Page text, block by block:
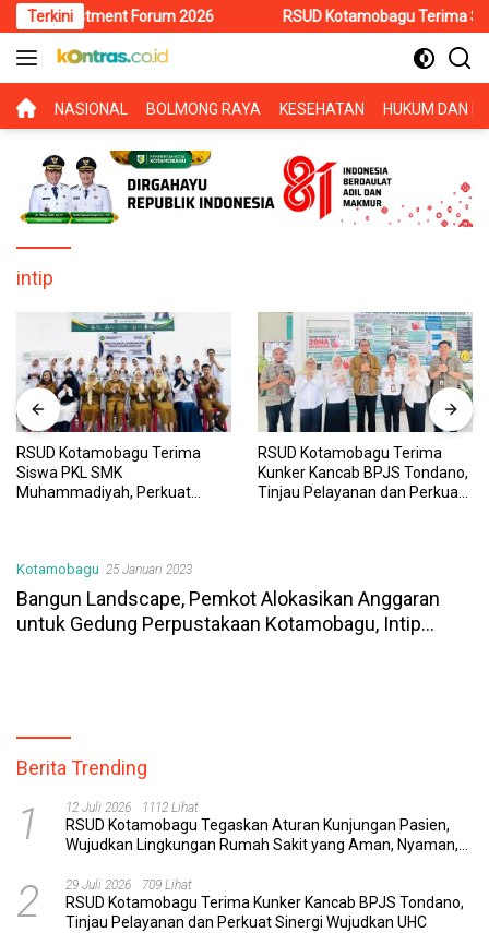
Langsung
ke
konten
Terkini Forum 2026 RSUD Kotamobagu Terima Siswa
BERANDA
NASIONAL BOLMONG RAYA KESEHATAN HUKUM DAN
intip
RSUD Kotamobagu Terima
Siswa PKL SMK
Muhammadiyah, Perkuat
RSUD Kotamobagu Terima
Kunker Kancab BPJS Tondano,
Tinjau Pelayanan dan Perkuat
Kotamobagu 25 Januari 2023
Bangun Landscape, Pemkot Alokasikan Anggaran
untuk Gedung Perpustakaan Kotamobagu, Intip
Berita Trending
1 12 Juli 2026 1112 Lihat
RSUD Kotamobagu Tegaskan Aturan Kunjungan Pasien,
Wujudkan Lingkungan Rumah Sakit yang Aman, Nyaman,
2 29 Juli 2026 709 Lihat
RSUD Kotamobagu Terima Kunker Kancab BPJS Tondano,
Tinjau Pelayanan dan Perkuat Sinergi Wujudkan UHC